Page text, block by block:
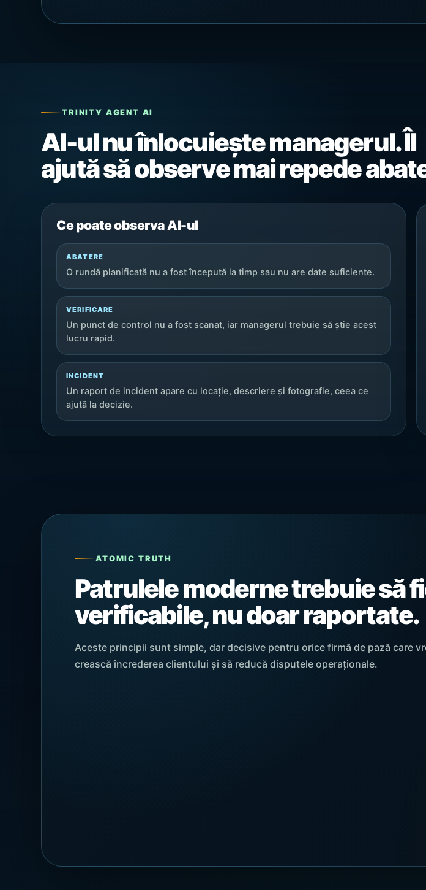
TRINITY AGENT AI
AI-ul nu înlocuiește managerul. Îl
ajută să observe mai repede
Ce poate observa AI-ul
ABATERE
O rundă planificată nu a fost începută la timp sau nu are date suficiente.
VERIFICARE
Un punct de control nu a fost scanat, iar managerul trebuie să știe acest
lucru rapid.
INCIDENT
Un raport de incident apare cu locație, descriere și fotografie, ceea ce
ajută la decizie.
ATOMIC TRUTH
Patrulele moderne trebuie să
verificabile, nu doar raportate.
Aceste principii sunt simple, dar decisive pentru orice firmă de pază care
crească încrederea clientului și să reducă disputele operaționale.